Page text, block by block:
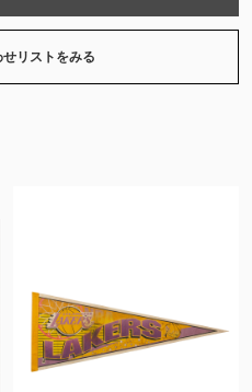
リストをみる